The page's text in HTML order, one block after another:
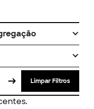
Limpar Filtros